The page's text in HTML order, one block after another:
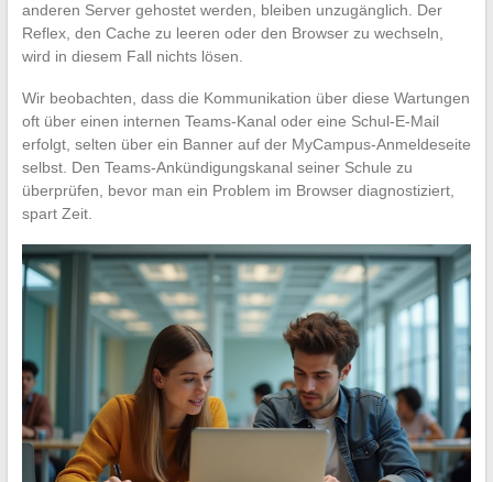
anderen Server gehostet werden, bleiben unzugänglich. Der
Reflex, den Cache zu leeren oder den Browser zu wechseln,
wird in diesem Fall nichts lösen.
Wir beobachten, dass die Kommunikation über diese Wartungen
oft über einen internen Teams-Kanal oder eine Schul-E-Mail
erfolgt, selten über ein Banner auf der MyCampus-Anmeldeseite
selbst. Den Teams-Ankündigungskanal seiner Schule zu
überprüfen, bevor man ein Problem im Browser diagnostiziert,
spart Zeit.